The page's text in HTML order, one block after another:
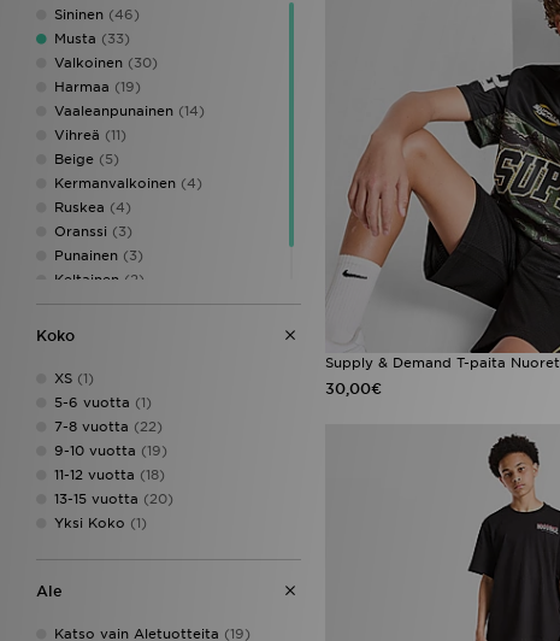
Sininen (46)
Musta (33)
Valkoinen (30)
Harmaa (19)
Vaaleanpunainen (14)
Vihreä (11)
Beige (5)
Kermanvalkoinen (4)
Ruskea (4)
Oranssi (3)
Punainen (3)
Keltainen (2)
Violetti(2)
Koko
XS (1)
5-6 vuotta (1)
7-8 vuotta (22)
9-10 vuotta (19)
11-12 vuotta (18)
13-15 vuotta (20)
Yksi Koko (1)
Ale
Katso vain Aletuotteita (19)
Supply & Demand T-paita Nuoret
30,00€